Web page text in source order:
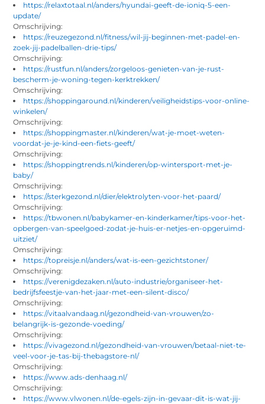
https://relaxtotaal.nl/anders/hyundai-geeft-de-ioniq-5-een-
update/
Omschrijving:
https://reuzegezond.nl/fitness/wil-jij-beginnen-met-padel-en-
zoek-jij-padelballen-drie-tips/
Omschrijving:
https://rustfun.nl/anders/zorgeloos-genieten-van-je-rust-
bescherm-je-woning-tegen-kerktrekken/
Omschrijving:
https://shoppingaround.nl/kinderen/veiligheidstips-voor-online-
winkelen/
Omschrijving:
https://shoppingmaster.nl/kinderen/wat-je-moet-weten-
voordat-je-je-kind-een-fiets-geeft/
Omschrijving:
https://shoppingtrends.nl/kinderen/op-wintersport-met-je-
baby/
Omschrijving:
https://sterkgezond.nl/dier/elektrolyten-voor-het-paard/
Omschrijving:
https://tbwonen.nl/babykamer-en-kinderkamer/tips-voor-het-
opbergen-van-speelgoed-zodat-je-huis-er-netjes-en-opgeruimd-
uitziet/
Omschrijving:
https://topreisje.nl/anders/wat-is-een-gezichtstoner/
Omschrijving:
https://verenigdezaken.nl/auto-industrie/organiseer-het-
bedrijfsfeestje-van-het-jaar-met-een-silent-disco/
Omschrijving:
https://vitaalvandaag.nl/gezondheid-van-vrouwen/zo-
belangrijk-is-gezonde-voeding/
Omschrijving:
https://vivagezond.nl/gezondheid-van-vrouwen/betaal-niet-te-
veel-voor-je-tas-bij-thebagstore-nl/
Omschrijving:
https://www.ads-denhaag.nl/
Omschrijving:
https://www.vlwonen.nl/de-egels-zijn-in-gevaar-dit-is-wat-jij-